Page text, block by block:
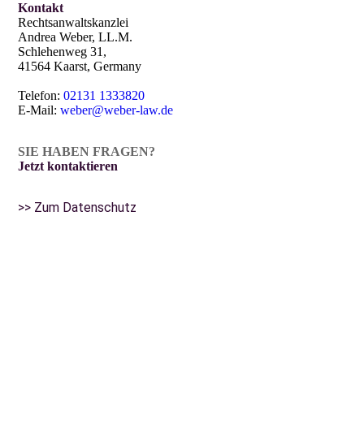
Kontakt
Rechtsanwaltskanzlei
Andrea Weber, LL.M.
Schlehenweg 31,
41564 Kaarst, Germany
Telefon: 02131 1333820
E-Mail: weber@weber-law.de
SIE HABEN FRAGEN?
Jetzt kontaktieren
>> Zum Datenschutz